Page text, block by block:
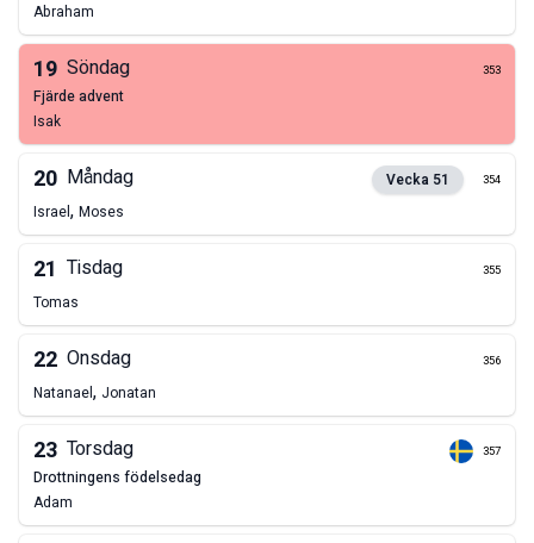
Abraham
19 Söndag 353
fjärde advent
Isak
20 Måndag Vecka 51 354
Israel, Moses
21 Tisdag 355
Tomas
22 Onsdag 356
Natanael, Jonatan
23 Torsdag 357
drottningens födelsedag
Adam